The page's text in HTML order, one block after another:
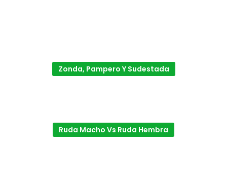
Zonda, Pampero Y Sudestada
Ruda Macho Vs Ruda Hembra